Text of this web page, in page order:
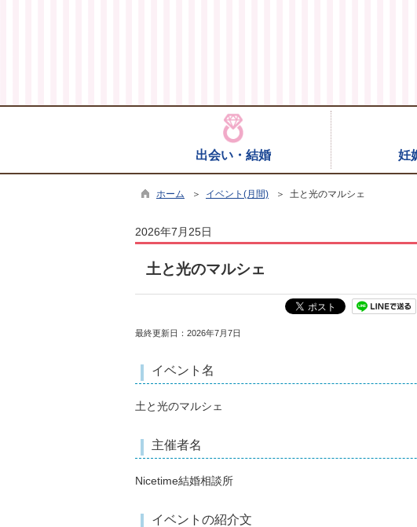
出会い・結婚 妊
ホーム ＞ イベント(月間) ＞ 土と光のマルシェ
2026年7月25日
土と光のマルシェ
最終更新日： 2026年7月7日
イベント名
土と光のマルシェ
主催者名
Nicetime結婚相談所
イベントの紹介文